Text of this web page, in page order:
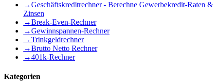
→Geschäftskreditrechner - Berechne Gewerbekredit-Raten &
Zinsen
→Break-Even-Rechner
→Gewinnspannen-Rechner
→Trinkgeldrechner
→Brutto Netto Rechner
→401k-Rechner
Kategorien